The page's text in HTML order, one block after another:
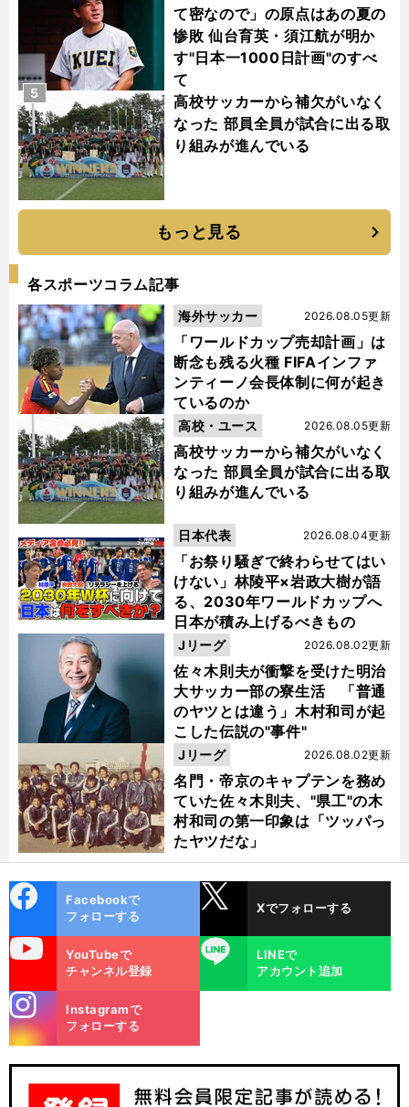
て密なので」の原点はあの夏の
惨敗 仙台育英・須江航が明か
す"日本一1000日計画"のすべ
て
高校サッカーから補欠がいなく
なった 部員全員が試合に出る取
り組みが進んでいる
5
もっと見る
各スポーツコラム記事
「ワールドカップ売却計画」は
断念も残る火種 FIFAインファ
ンティーノ会長体制に何が起き
ているのか
2026.08.05更新
海外サッカー
高校サッカーから補欠がいなく
なった 部員全員が試合に出る取
り組みが進んでいる
2026.08.05更新
高校・ユース
「お祭り騒ぎで終わらせてはい
けない」林陵平×岩政大樹が語
る、2030年ワールドカップへ
日本が積み上げるべきもの
2026.08.04更新
日本代表
佐々木則夫が衝撃を受けた明治
大サッカー部の寮生活 「普通
のヤツとは違う」木村和司が起
こした伝説の"事件"
2026.08.02更新
Jリーグ
名門・帝京のキャプテンを務め
ていた佐々木則夫、"県工"の木
村和司の第一印象は「ツッパっ
たヤツだな」
2026.08.02更新
Jリーグ
ok
Facebookで
フォローする
Xでフォローする
YouTubeで
チャンネル登録
LINE
LINEで
アカウント追加
m
Instagramで
フォローする